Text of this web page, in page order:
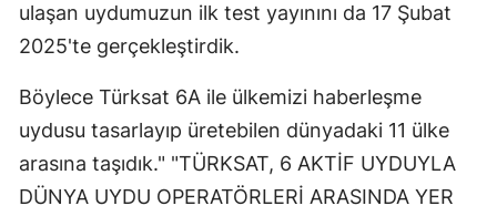
ulaşan uydumuzun ilk test yayınını da 17 Şubat
2025'te gerçekleştirdik.
Böylece Türksat 6A ile ülkemizi haberleşme
uydusu tasarlayıp üretebilen dünyadaki 11 ülke
arasına taşıdık." "TÜRKSAT, 6 AKTİF UYDUYLA
DÜNYA UYDU OPERATÖRLERİ ARASINDA YER